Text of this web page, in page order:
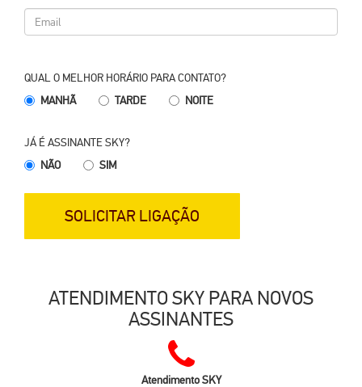
QUAL O MELHOR HORÁRIO PARA CONTATO?
MANHÃ
TARDE NOITE
JÁ É ASSINANTE SKY?
NÃO
SIM
SOLICITAR LIGAÇÃO
ATENDIMENTO SKY PARA NOVOS
ASSINANTES
Atendimento SKY